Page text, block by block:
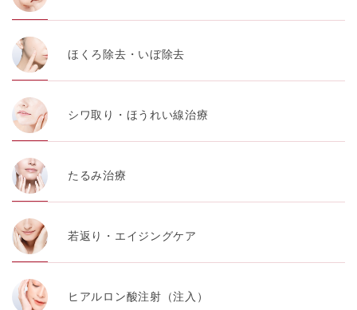
ほくろ除去・いぼ除去
シワ取り・ほうれい線治療
たるみ治療
若返り・エイジングケア
ヒアルロン酸注射（注入）